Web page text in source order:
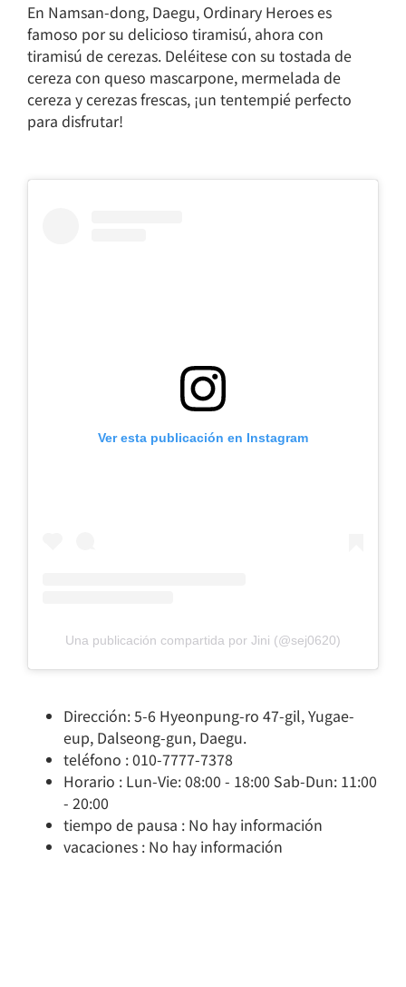
En Namsan-dong, Daegu, Ordinary Heroes es
famoso por su delicioso tiramisú, ahora con
tiramisú de cerezas. Deléitese con su tostada de
cereza con queso mascarpone, mermelada de
cereza y cerezas frescas, ¡un tentempié perfecto
para disfrutar!
Ver esta publicación en Instagram
Una publicación compartida por Jini (@sej0620)
Dirección: 5-6 Hyeonpung-ro 47-gil, Yugae-
eup, Dalseong-gun, Daegu.
teléfono : 010-7777-7378
Horario : Lun-Vie: 08:00 - 18:00 Sab-Dun: 11:00
- 20:00
tiempo de pausa : No hay información
vacaciones : No hay información